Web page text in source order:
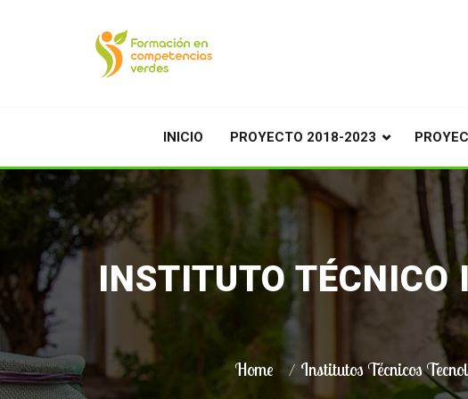
INICIO PROYECTO 2018-2023
INSTITUTO TÉCNICO
Home Institutos Técnicos